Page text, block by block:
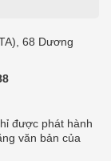
68 Dương
được phát hành
văn bản của